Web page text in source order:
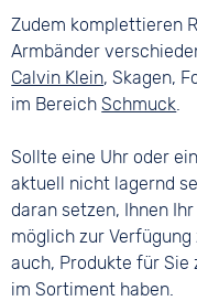
Zudem komplettieren
Armbänder
Calvin Klein, Skagen,
im BereichSchmuck.
Sollte eine Uhr oder
aktuell nicht lagernd
daran setzen, Ihnen
möglich zur
auch, Produkte für
im Sortiment haben.